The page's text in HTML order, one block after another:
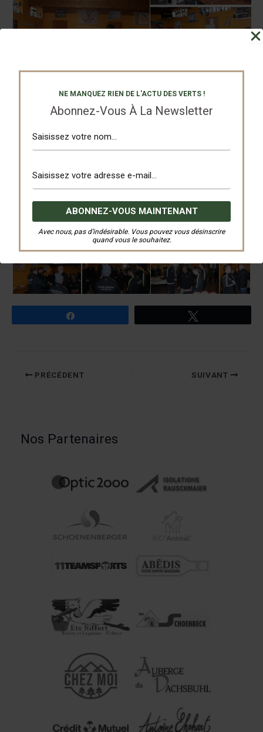
NE MANQUEZ RIEN DE L'ACTU DES VERTS !
Abonnez-Vous À La Newsletter
Avec nous, pas d’indésirable. Vous pouvez vous désinscrire
quand vous le souhaitez.
PRÉCÉDENT SUIVANT
Nos Partenaires